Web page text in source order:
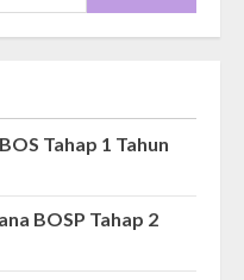
Tahap 1 Tahun
BOSP Tahap 2